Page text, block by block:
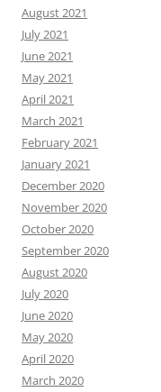
August 2021
July 2021
June 2021
May 2021
April 2021
March 2021
February 2021
January 2021
December 2020
November 2020
October 2020
September 2020
August 2020
July 2020
June 2020
May 2020
April 2020
March 2020